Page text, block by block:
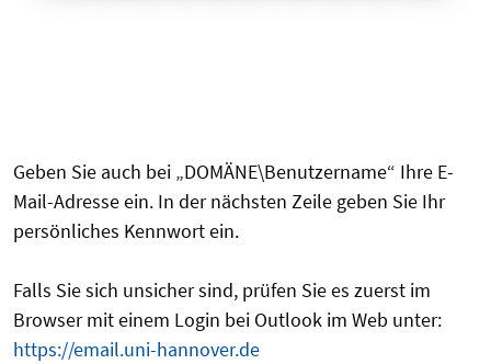
Geben Sie auch bei „DOMÄNE\Benutzername“ Ihre E-
Mail-Adresse ein. In der nächsten Zeile geben Sie Ihr
persönliches Kennwort ein.
Falls Sie sich unsicher sind, prüfen Sie es zuerst im
Browser mit einem Login bei Outlook im Web unter:
https://email.uni-hannover.de